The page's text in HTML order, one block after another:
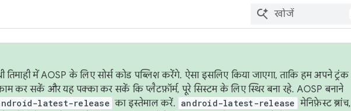
में AOSP के लिए सोर्स कोड पब्लिश करेंगे. ऐसा इसलिए किया जाएगा, ताकि हम अपने ट्रंक
कर सकें और यह पक्का कर सकें कि प्लैटफ़ॉर्म, पूरे सिस्टम के लिए स्थिर बना रहे. AOSP बनाने
latest-release का इस्तेमाल करें. android-latest-release मेनिफ़ेस्ट ब्रांच,